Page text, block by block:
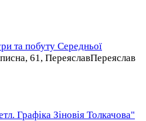
та побуту Середньої
61, ПереяславПереяслав
Графіка Зіновія Толкачова"